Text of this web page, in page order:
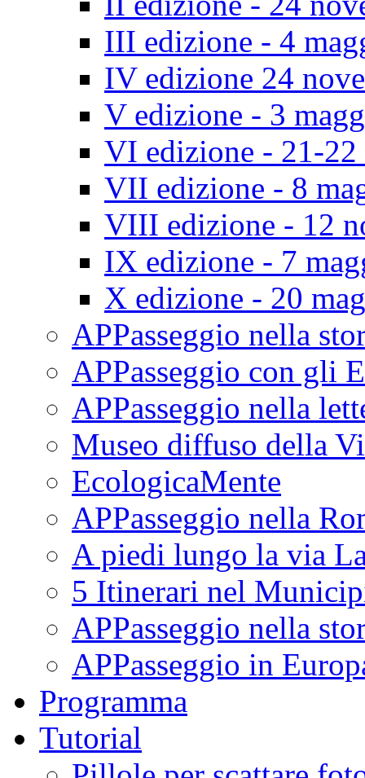
III edizione - 4
IV edizione 24
V edizione - 3
VI edizione - 21-22
VII edizione - 8
VIII edizione - 12
IX edizione - 7
X edizione - 20
APPasseggio nella
APPasseggio con gli
APPasseggio nella
Museo diffuso della
EcologicaMente
APPasseggio nella
A piedi lungo la via
5 Itinerari nel
APPasseggio nella
APPasseggio in
Programma
Tutorial